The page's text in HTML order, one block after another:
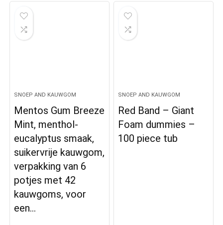
SNOEP AND KAUWGOM
Mentos Gum Breeze
Mint, menthol-
eucalyptus smaak,
suikervrije kauwgom,
verpakking van 6
potjes met 42
kauwgoms, voor
een…
SNOEP AND KAUWGOM
Red Band – Giant
Foam dummies –
100 piece tub